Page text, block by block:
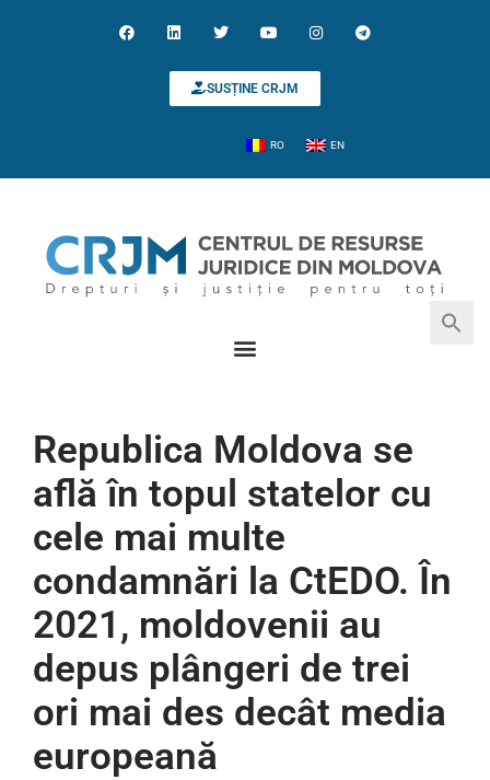
SUSȚINE CRJM
RO EN
Republica Moldova se
află în topul statelor cu
cele mai multe
condamnări la CtEDO. În
2021, moldovenii au
depus plângeri de trei
ori mai des decât media
europeană